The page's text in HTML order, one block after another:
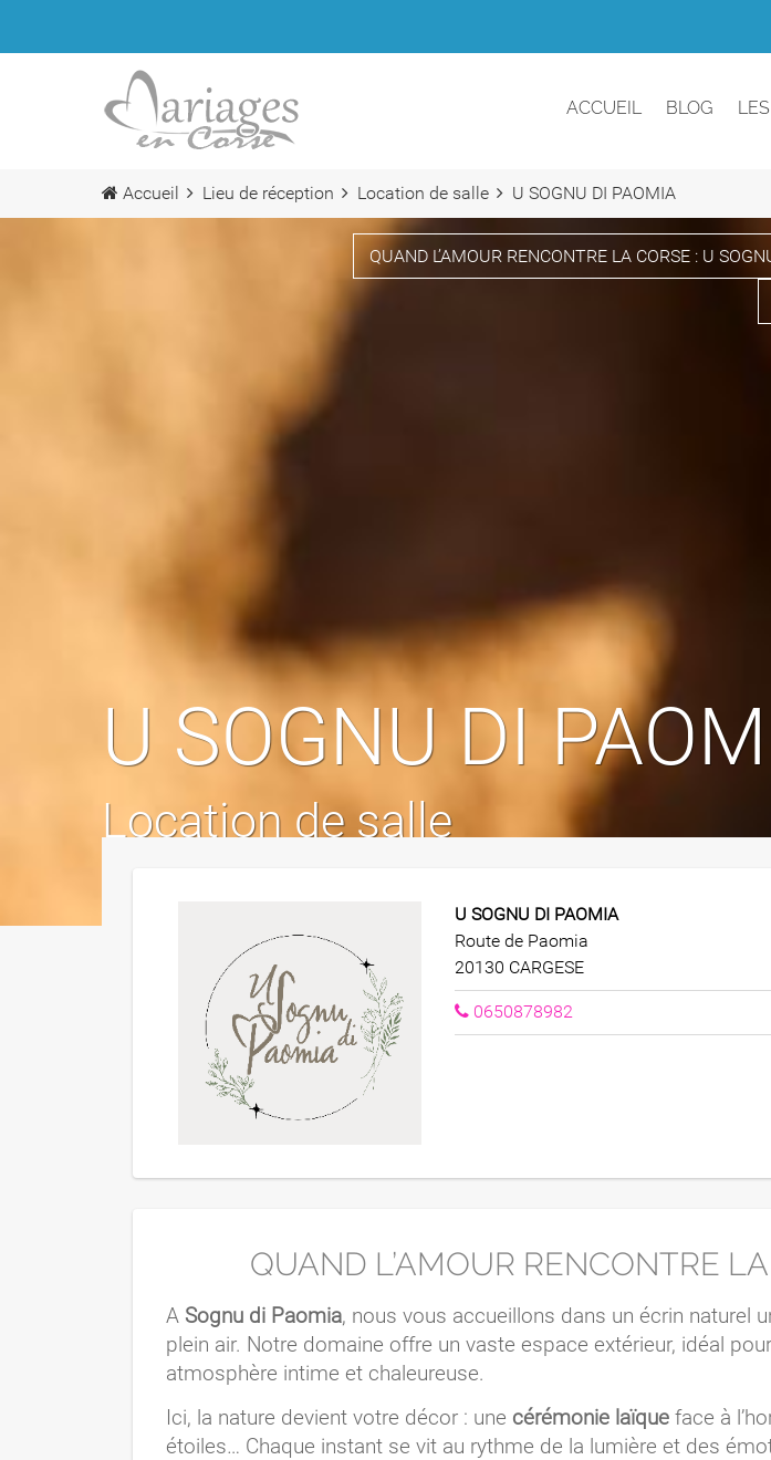
ACCUEIL BLOG
Accueil Lieu de réception Location de salle U SOGNU DI PAOMIA
QUAND L’AMOUR RENCONTRE LA CORSE : U
U SOGNU DI
Location de salle
U SOGNU DI PAOMIA
Route de Paomia
20130 CARGESE
0650878982
QUAND L’AMOUR RENCONTRE
A Sognu di Paomia, nous vous accueillons dans un écrin naturel
plein air. Notre domaine offre un vaste espace extérieur, idéal
atmosphère intime et chaleureuse.
Ici, la nature devient votre décor : une cérémonie laïque face à
étoiles… Chaque instant se vit au rythme de la lumière et des